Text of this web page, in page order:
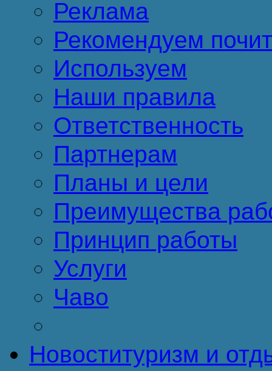
Реклама
Рекомендуем
Используем
Наши правила
Ответственность
Партнерам
Планы и цели
Преимущества
Принцип работы
Услуги
Чаво
Новоституризм и